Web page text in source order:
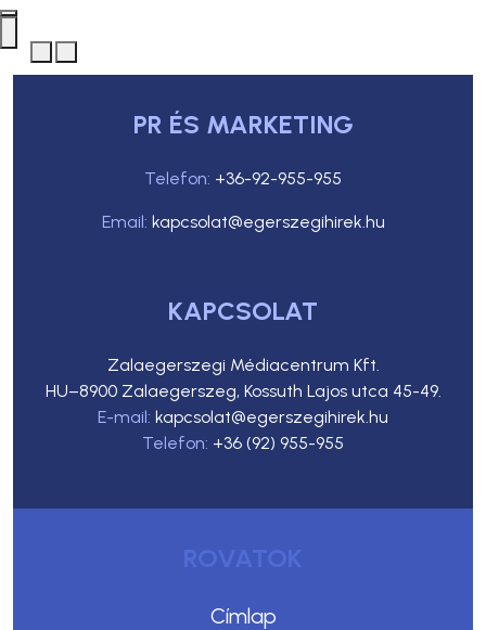
PR ÉS MARKETING
Telefon: +36-92-955-955
Email: kapcsolat@egerszegihirek.hu
KAPCSOLAT
Zalaegerszegi Médiacentrum Kft.
HU–8900 Zalaegerszeg, Kossuth Lajos utca 45-49.
E-mail: kapcsolat@egerszegihirek.hu
Telefon: +36 (92) 955-955
ROVATOK
Címlap